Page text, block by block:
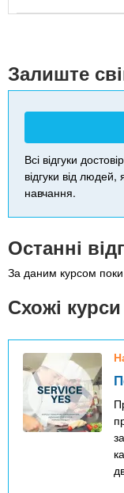
Залиште
Всі відгуки
відгуки від
навчання.
Останні
За даним курсом поки
Схожі курси